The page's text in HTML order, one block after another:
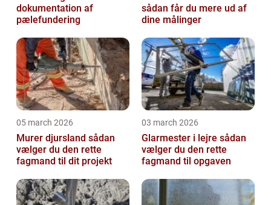
dokumentation af
pælefundering
sådan får du mere ud af
dine målinger
05 march 2026
Murer djursland sådan
vælger du den rette
fagmand til dit projekt
03 march 2026
Glarmester i lejre sådan
vælger du den rette
fagmand til opgaven